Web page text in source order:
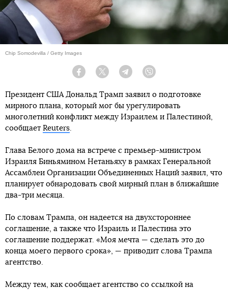
Chip Somodevilla / Getty Images
Facebook Twitter Telegram
Президент США Дональд Трамп заявил о подготовке
мирного плана, который мог бы урегулировать
многолетний конфликт между Израилем и Палестиной,
сообщает Reuters.
Глава Белого дома на встрече с премьер-министром
Израиля Биньямином Нетаньяху в рамках Генеральной
Ассамблеи Организации Объединенных Наций заявил, что
планирует обнародовать свой мирный план в ближайшие
два-три месяца.
По словам Трампа, он надеется на двухстороннее
соглашение, а также что Израиль и Палестина это
соглашение поддержат. «Моя мечта — сделать это до
конца моего первого срока», — приводит слова Трампа
агентство.
Между тем, как сообщает агентство со ссылкой на